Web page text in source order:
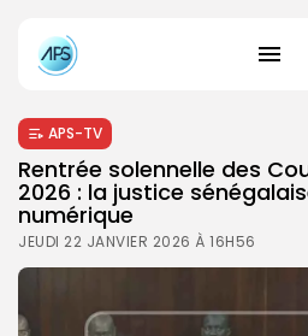
APS-TV
Rentrée solennelle des
2026 : la justice
numérique
JEUDI 22 JANVIER 2026 À 16H56